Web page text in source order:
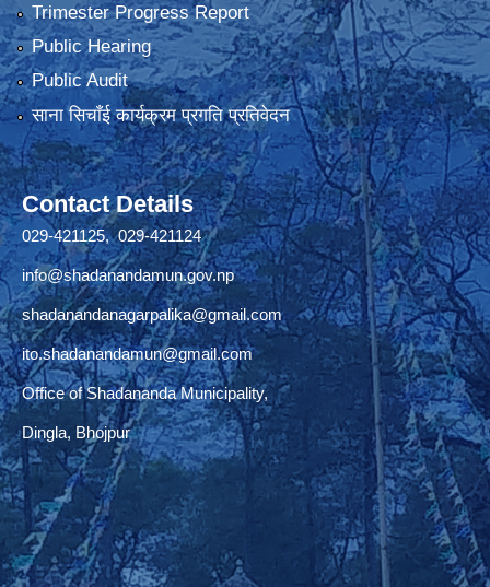
Trimester Progress Report
Public Hearing
Public Audit
साना सिचाँई कार्यक्रम प्रगति प्रतिवेदन
Contact Details
029-421125, 029-421124
info@shadanandamun.gov.np
shadanandanagarpalika@gmail.com
ito.shadanandamun@gmail.com
Office of Shadananda Municipality,
Dingla, Bhojpur